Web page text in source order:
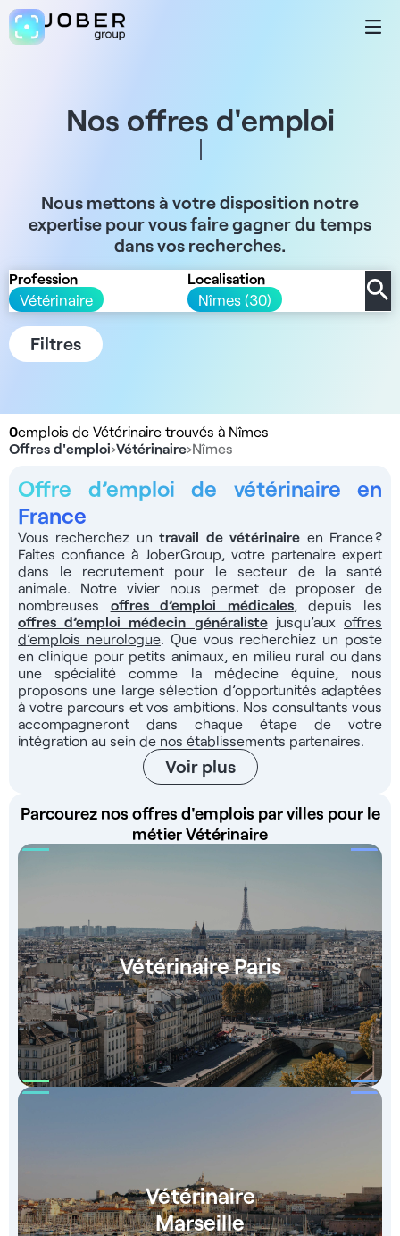
Nos offres d'emploi
Nous mettons à votre disposition notre
expertise pour vous faire gagner du temps
dans vos recherches.
Profession
Vétérinaire
Localisation
Nîmes (30)
Filtres
0emplois de Vétérinaire trouvés à Nîmes
Offres d'emploi›Vétérinaire›Nîmes
Offre d’emploi de vétérinaire en
France
Vous recherchez untravail de vétérinaire en France ?
Faites confiance à JoberGroup, votre partenaire expert
dans le recrutement pour le secteur de la santé
animale. Notre vivier nous permet de proposer de
nombreuses offres d’emploi médicales, depuis les
offres d’emploi médecin généralistejusqu’auxoffres
d’emplois neurologue. Que vous recherchiez un poste
en clinique pour petits animaux, en milieu rural ou dans
une spécialité comme la médecine équine, nous
proposons une large sélection d’opportunités adaptées
à votre parcours et vos ambitions. Nos consultants vous
accompagneront dans chaque étape de votre
intégration au sein de nos établissements partenaires.
Voir plus
Parcourez nos offres d'emplois par villes pour le
métier Vétérinaire
Vétérinaire Paris
Vétérinaire
Marseille